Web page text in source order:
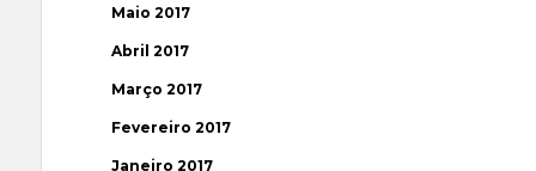
Maio 2017
Abril 2017
Março 2017
Fevereiro 2017
Janeiro 2017